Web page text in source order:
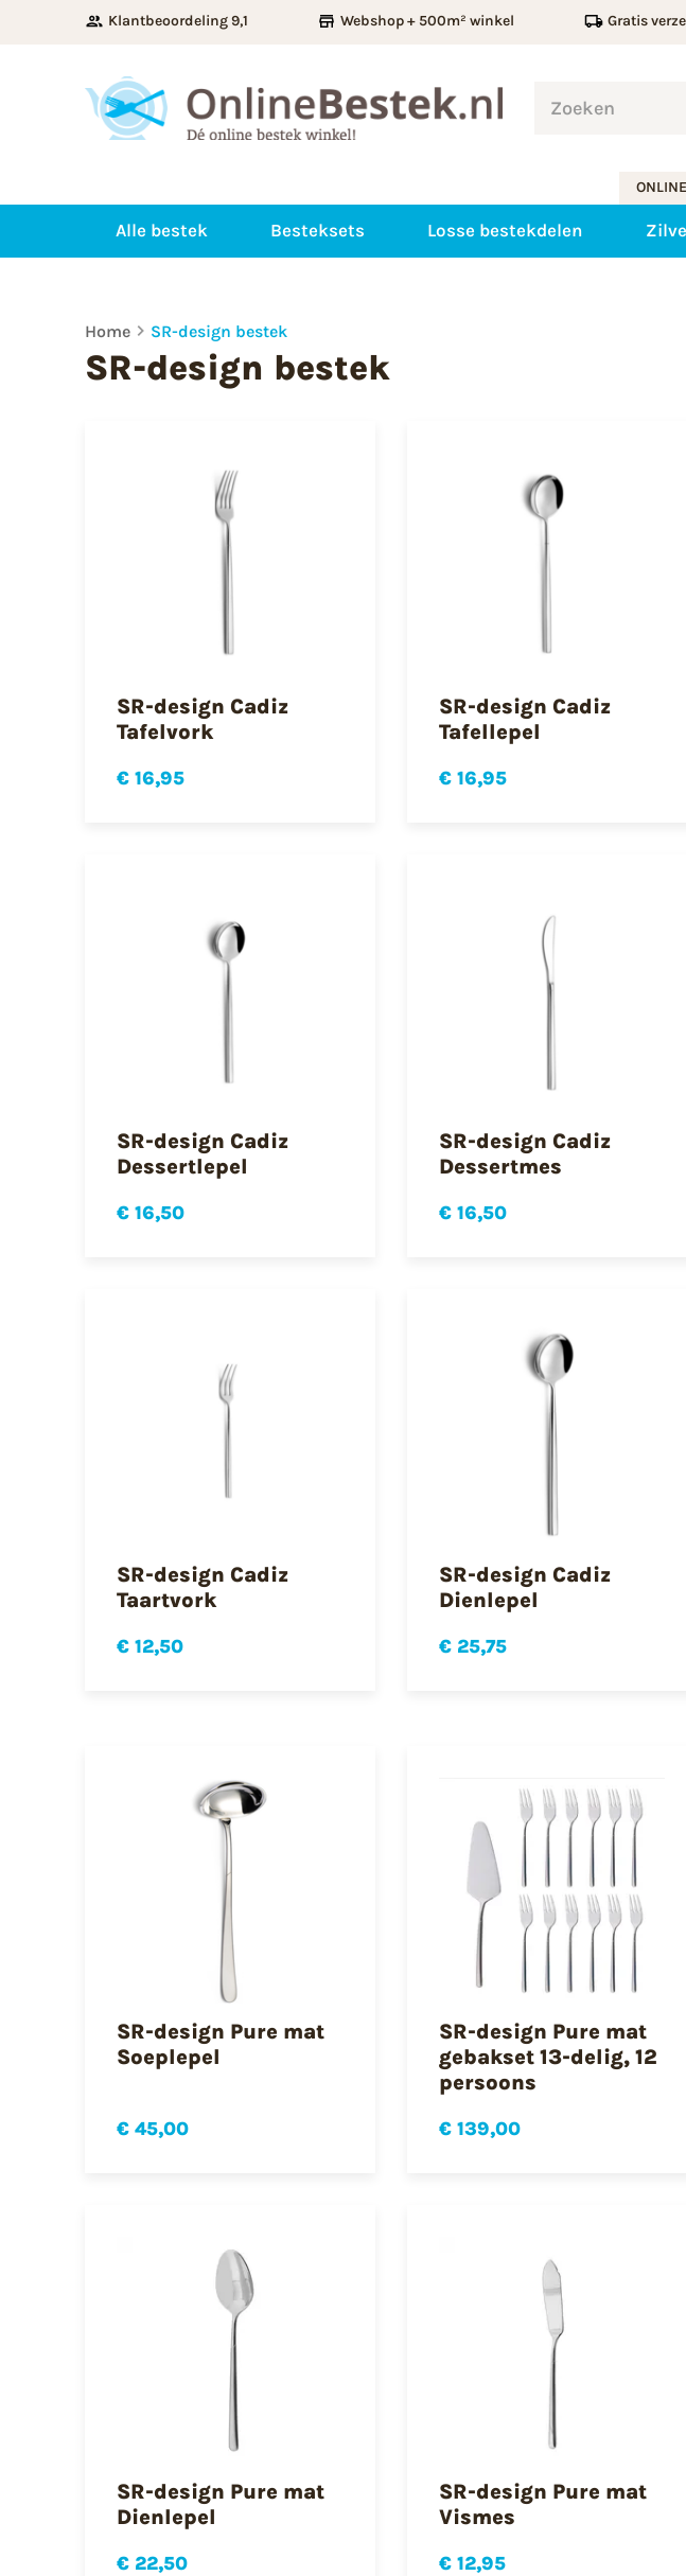
Klantbeoordeling 9,1 Webshop + 500m² winkel Gratis
Alle bestek Besteksets Losse bestekdelen
Home SR-design bestek
SR-design bestek
SR-design Cadiz
Tafelvork
€ 16,95
SR-design Cadiz
Tafellepel
€ 16,95
SR-design Cadiz
Dessertlepel
€ 16,50
SR-design Cadiz
Dessertmes
€ 16,50
SR-design Cadiz
Taartvork
€ 12,50
SR-design Cadiz
Dienlepel
€ 25,75
SR-design Pure mat
Soeplepel
€ 45,00
SR-design Pure mat
gebakset 13-delig, 12
persoons
€ 139,00
SR-design Pure mat
Dienlepel
€ 22,50
SR-design Pure mat
Vismes
€ 12,95